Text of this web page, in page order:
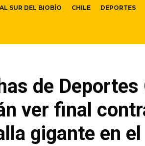
AL SUR DEL BIOBÍO CHILE DEPORTES
de
ver final
gigante en